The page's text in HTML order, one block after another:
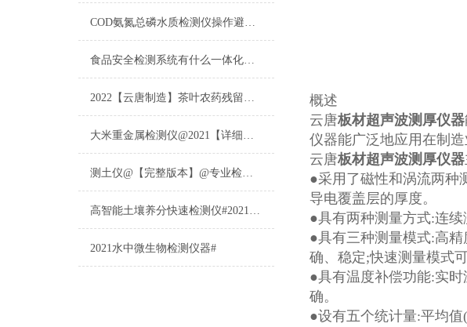
COD氨氮总磷水质检测仪操作避坑指南：这几个步骤直接影响数据准确性
食品安全检测系统有什么一体化配置·2023仪器仪表推荐·山东云唐
2022【云唐制造】茶叶农药残留检测仪多少钱一台@山东云唐仪器仪表制造
大米重金属检测仪@2021【详细版本】@专业检测大米重金属仪器仪表
测土仪@【完整版本】@专业检测土壤的仪器仪表
高智能土壤养分快速检测仪#2021【土壤养分检测专用仪器仪表】
2021水中微生物检测仪器#
概述
云唐板材超声波测厚仪器
仪器能广泛地应用在制
云唐板材超声波测厚仪器
●采用了磁性和涡流两种
导电覆盖层的厚度。
●具有两种测量方式:连
●具有三种测量模式:高
确、稳定;快速测量模式
●具有温度补偿功能:实
确。
●设有五个统计量:平均